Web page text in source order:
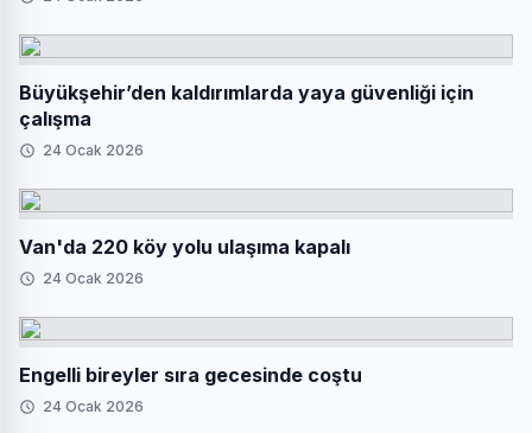
Büyükşehir’den kaldırımlarda yaya güvenliği için
çalışma
24 Ocak 2026
Van'da 220 köy yolu ulaşıma kapalı
24 Ocak 2026
Engelli bireyler sıra gecesinde coştu
24 Ocak 2026